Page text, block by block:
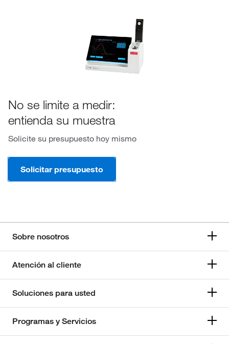
No se limite a medir:
entienda su muestra
Solicite su presupuesto hoy mismo
Solicitar presupuesto
Sobre nosotros
Atención al cliente
Soluciones para usted
Programas y Servicios